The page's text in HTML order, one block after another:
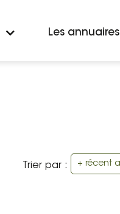
Les annuaires
Trier par :